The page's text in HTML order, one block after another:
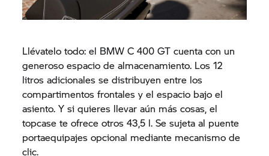
Llévatelo todo: el BMWC 400 GT cuenta con un
generoso espacio de almacenamiento. Los 12
litros adicionales se distribuyen entre los
compartimentos frontales y el espacio bajo el
asiento. Y si quieres llevar aún más cosas, el
topcase te ofrece otros 43,5 l. Se sujeta al puente
portaequipajes opcional mediante mecanismo de
clic.